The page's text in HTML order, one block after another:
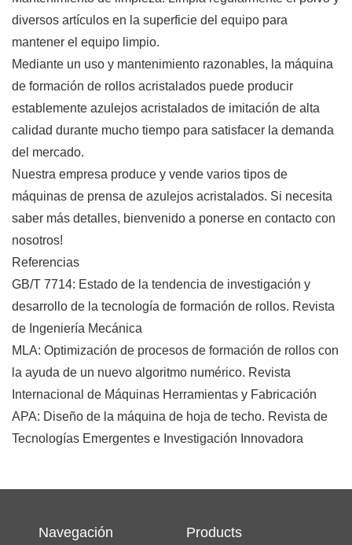
diversos artículos en la superficie del equipo para
mantener el equipo limpio.
Mediante un uso y mantenimiento razonables, la máquina
de formación de rollos acristalados puede producir
establemente azulejos acristalados de imitación de alta
calidad durante mucho tiempo para satisfacer la demanda
del mercado.
Nuestra empresa produce y vende varios tipos de
máquinas de prensa de azulejos acristalados. Si necesita
saber más detalles, bienvenido a ponerse en contacto con
nosotros!
Referencias
GB/T 7714: Estado de la tendencia de investigación y
desarrollo de la tecnología de formación de rollos. Revista
de Ingeniería Mecánica
MLA: Optimización de procesos de formación de rollos con
la ayuda de un nuevo algoritmo numérico. Revista
Internacional de Máquinas Herramientas y Fabricación
APA: Diseño de la máquina de hoja de techo. Revista de
Tecnologías Emergentes e Investigación Innovadora
Navegación Products